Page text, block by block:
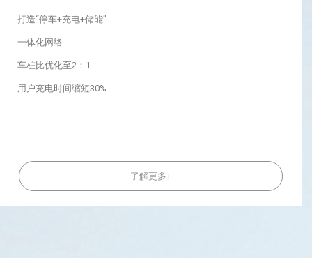
打造“停车+充电+储能”
一体化网络
车桩比优化至2：1
用户充电时间缩短30%
了解更多+